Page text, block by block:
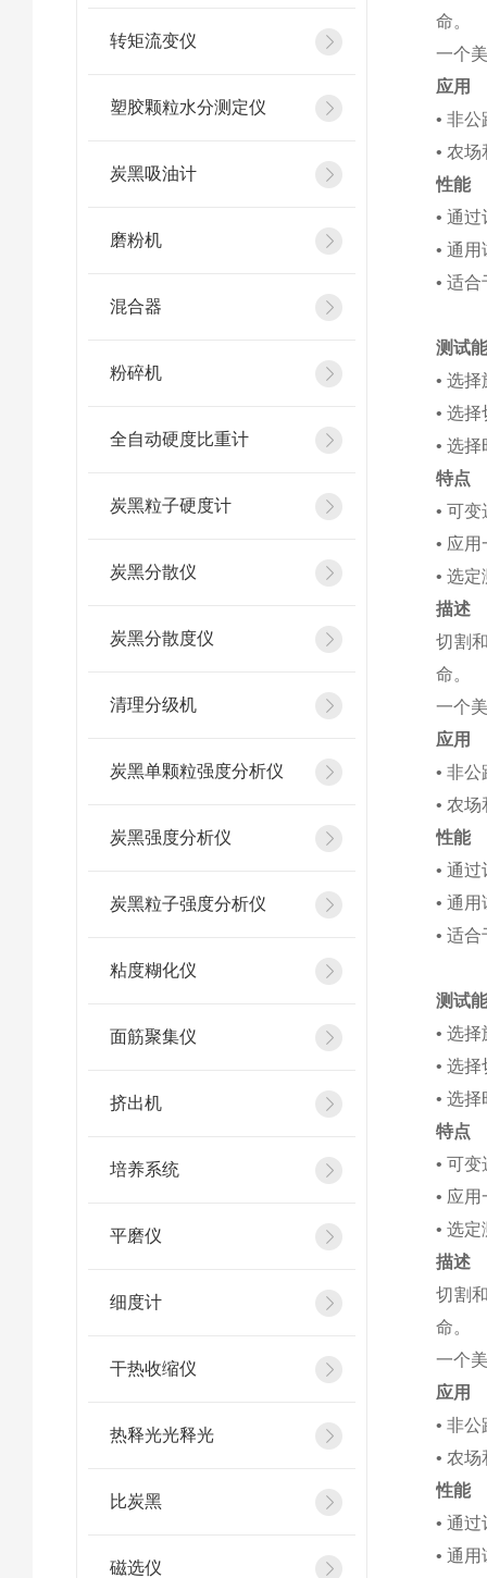
转矩流变仪
塑胶颗粒水分测定仪
炭黑吸油计
磨粉机
混合器
粉碎机
全自动硬度比重计
炭黑粒子硬度计
炭黑分散仪
炭黑分散度仪
清理分级机
炭黑单颗粒强度分析仪
炭黑强度分析仪
炭黑粒子强度分析仪
粘度糊化仪
面筋聚集仪
挤出机
培养系统
平磨仪
细度计
干热收缩仪
热释光光释光
比炭黑
磁选仪
命。
一个
应用
• 非
• 农
性能
• 通
• 通
• 适
测试
• 选
• 选
• 选
特点
• 可
• 应
• 选
描述
切割
命。
一个
应用
• 非
• 农
性能
• 通
• 通
• 适
测试
• 选
• 选
• 选
特点
• 可
• 应
• 选
描述
切割
命。
一个
应用
• 非
• 农
性能
• 通
• 通